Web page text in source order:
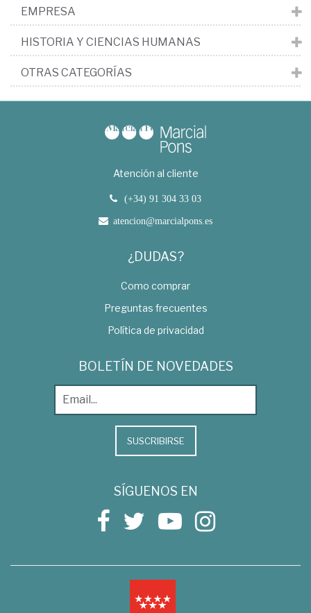
EMPRESA
HISTORIA Y CIENCIAS HUMANAS
OTRAS CATEGORÍAS
Atención al cliente
(+34) 91 304 33 03
atencion@marcialpons.es
¿DUDAS?
Como comprar
Preguntas frecuentes
Política de privacidad
BOLETÍN DE NOVEDADES
SUSCRIBIRSE
SÍGUENOS EN